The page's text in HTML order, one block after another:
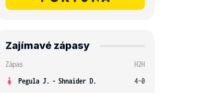
Zajímavé zápasy
Zápas
H2H
Pegula J. - Shnaider D.
4-0